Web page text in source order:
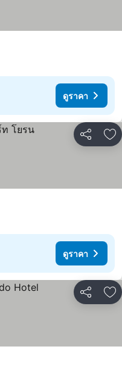
ดูราคา
แชร์ เ
ดูราคา
แชร์ เ